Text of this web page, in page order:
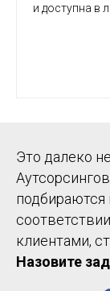
и доступна в
Это далеко
подбираются
клиентами,
Назовите